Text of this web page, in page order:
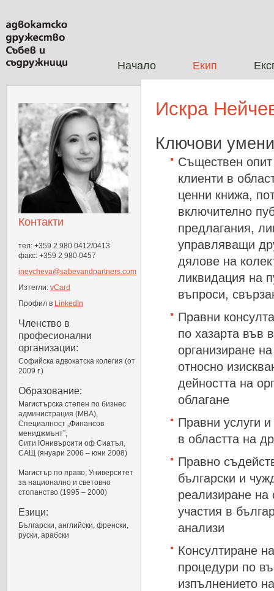
Начало Екип
Контакти
тел: +359 2 980 0412/0413
факс: +359 2 980 0457
ineycheva@sabevandpartners.com
Изтегли: vCard
Профил в LinkedIn
Членство в
професионални
организации:
Софийска адвокатска колегия (от
2009 г.)
Образование:
Магистърска степен по бизнес
администрация (MBA),
Специалност „Финансов
мениджмънт”,
Сити Юнивърсити оф Сиатъл,
САЩ (януари 2006 – юни 2008)
Магистър по право, Университет
за национално и световно
стопанство (1995 – 2000)
Езици:
Български, английски, френски,
руски, арабски
Искра
Ключови
Съществен опит
клиенти в
ценни книжа,
включително
предлагания,
управляващи
дялове на
ликвидация на
въпроси,
Правни
по хазарта във
организиране
относно
дейността на
облагане
Правни услуги
в областта на
Правно
български и
реализиране на
участия в
анализи
Консултиране
процедури по
изпълнението